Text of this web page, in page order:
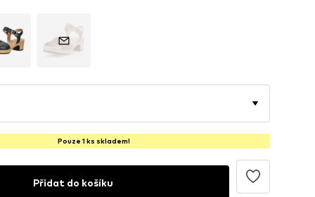
Pouze 1 ks skladem!
Přidat do košíku